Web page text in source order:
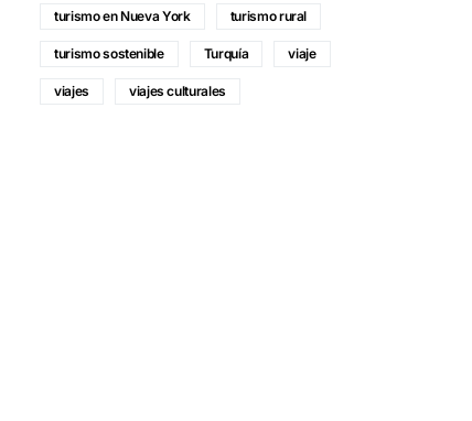
turismo en Nueva York turismo rural
turismo sostenible Turquía viaje
viajes viajes culturales